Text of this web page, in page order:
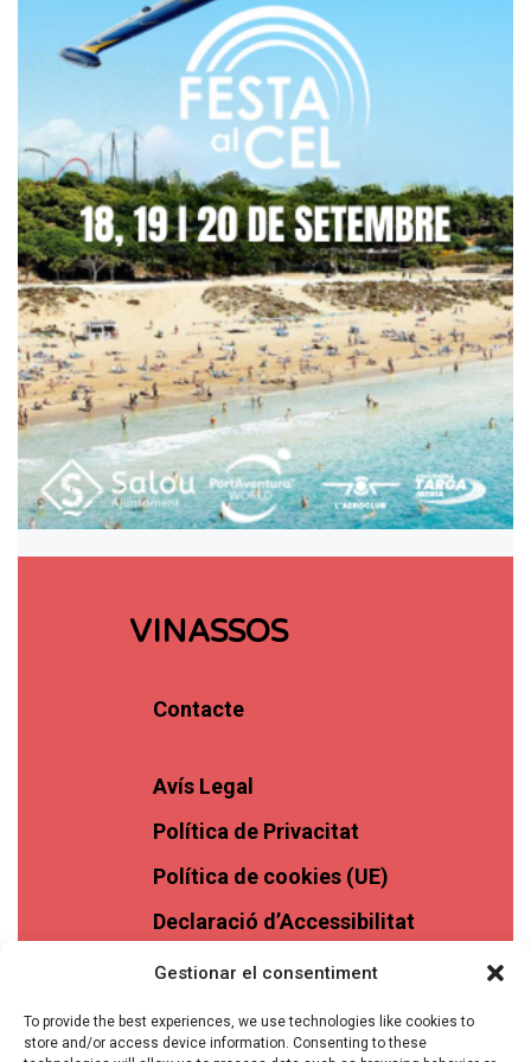
Gestionar el consentiment
To provide the best experiences, we use technologies like cookies to
store and/or access device information. Consenting to these
VINASSOS
Contacte
Avís Legal
Política de Privacitat
Política de cookies (UE)
Declaració d’Accessibilitat